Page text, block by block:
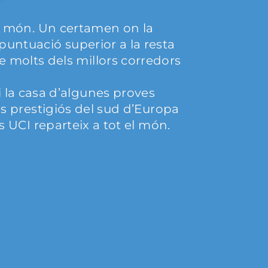
món. Un certamen on la
superior a la resta
molts dels millors corredors
casa d’algunes proves
prestigiós del sud d’Europa
UCI reparteix a tot el món.